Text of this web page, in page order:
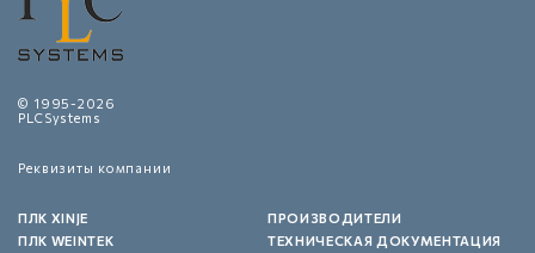
© 1995-2026
PLCSystems
Реквизиты компании
ПЛК XINJE
ПЛК WEINTEK
ПРОИЗВОДИТЕЛИ
ТЕХНИЧЕСКАЯ ДОКУМЕНТАЦИЯ